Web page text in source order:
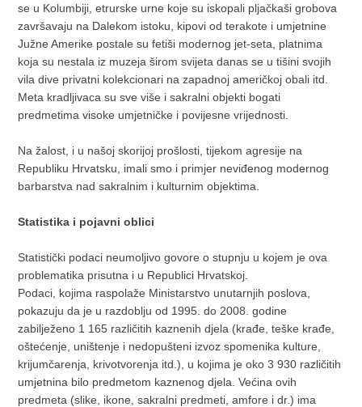
se u Kolumbiji, etrurske urne koje su iskopali pljačkaši grobova
završavaju na Dalekom istoku, kipovi od terakote i umjetnine
Južne Amerike postale su fetiši modernog jet-seta, platnima
koja su nestala iz muzeja širom svijeta danas se u tišini svojih
vila dive privatni kolekcionari na zapadnoj američkoj obali itd.
Meta kradljivaca su sve više i sakralni objekti bogati
predmetima visoke umjetničke i povijesne vrijednosti.
Na žalost, i u našoj skorijoj prošlosti, tijekom agresije na
Republiku Hrvatsku, imali smo i primjer neviđenog modernog
barbarstva nad sakralnim i kulturnim objektima.
Statistika i pojavni oblici
Statistički podaci neumoljivo govore o stupnju u kojem je ova
problematika prisutna i u Republici Hrvatskoj.
Podaci, kojima raspolaže Ministarstvo unutarnjih poslova,
pokazuju da je u razdoblju od 1995. do 2008. godine
zabilježeno 1 165 različitih kaznenih djela (krađe, teške krađe,
oštećenje, uništenje i nedopušteni izvoz spomenika kulture,
krijumčarenja, krivotvorenja itd.), u kojima je oko 3 930 različitih
umjetnina bilo predmetom kaznenog djela. Većina ovih
predmeta (slike, ikone, sakralni predmeti, amfore i dr.) ima